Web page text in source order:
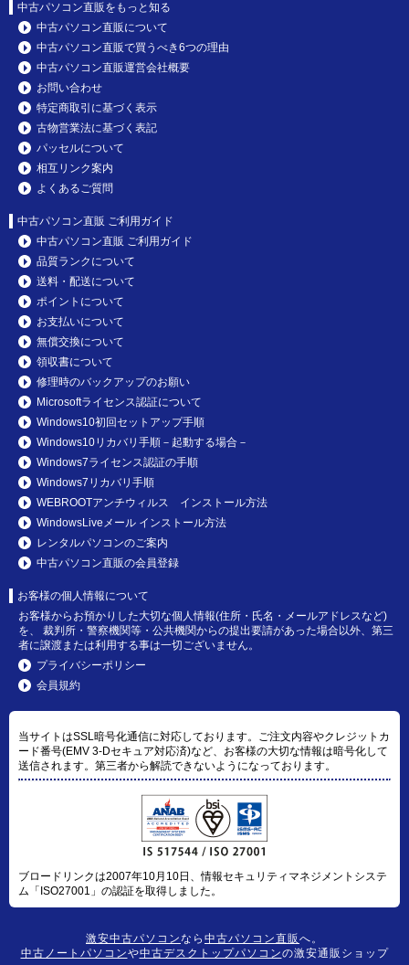
中古パソコン直販をもっと知る
中古パソコン直販について
中古パソコン直販で買うべき6つの理由
中古パソコン直販運営会社概要
お問い合わせ
特定商取引に基づく表示
古物営業法に基づく表記
パッセルについて
相互リンク案内
よくあるご質問
中古パソコン直販 ご利用ガイド
中古パソコン直販 ご利用ガイド
品質ランクについて
送料・配送について
ポイントについて
お支払いについて
無償交換について
領収書について
修理時のバックアップのお願い
Microsoftライセンス認証について
Windows10初回セットアップ手順
Windows10リカバリ手順－起動する場合－
Windows7ライセンス認証の手順
Windows7リカバリ手順
WEBROOTアンチウィルス インストール方法
WindowsLiveメール インストール方法
レンタルパソコンのご案内
中古パソコン直販の会員登録
お客様の個人情報について
お客様からお預かりした大切な個人情報(住所・氏名・メールアドレスなど)
を、 裁判所・警察機関等・公共機関からの提出要請があった場合以外、第三
者に譲渡または利用する事は一切ございません。
プライバシーポリシー
会員規約
当サイトはSSL暗号化通信に対応しております。ご注文内容やクレジットカ
ード番号(EMV 3-Dセキュア対応済)など、お客様の大切な情報は暗号化して
送信されます。第三者から解読できないようになっております。
ブロードリンクは2007年10月10日、情報セキュリティマネジメントシステ
ム「ISO27001」の認証を取得しました。
激安中古パソコンなら 中古パソコン直販 へ。
中古ノートパソコンや中古デスクトップパソコンの激安通販ショップ